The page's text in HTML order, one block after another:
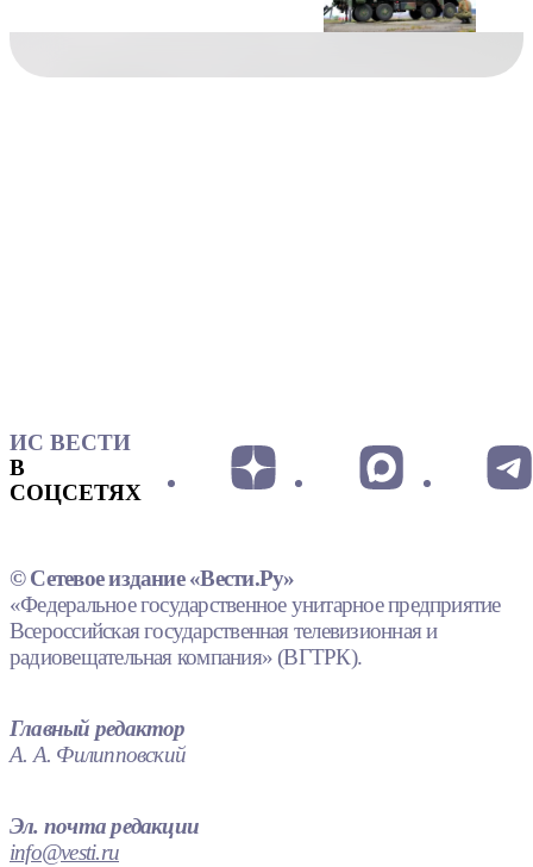
ИС ВЕСТИ
В
СОЦСЕТЯХ
© Сетевое издание «Вести.Ру»
«Федеральное государственное унитарное предприятие
Всероссийская государственная телевизионная и
радиовещательная компания» (ВГТРК).
Главный редактор
А. А. Филипповский
Эл. почта редакции
info@vesti.ru